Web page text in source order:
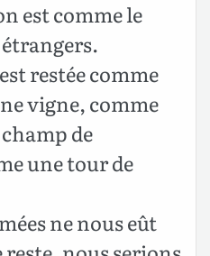
est comme le
étrangers.
restée comme
vigne, comme
de
une tour de
ne nous eût